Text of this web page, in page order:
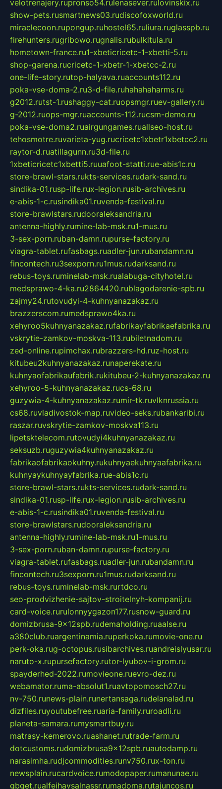
velotrenajery.rupronso54.rulenasever.rulovinskix.ru
show-pets.rusmartnews03.rudiscofoxworld.ru
miraclecoon.rupongup.ruhostel65.ruliura.ruglasspb.ru
firehunters.rugribowo.rugnalis.rubulkitula.ru
hometown-france.ru1-xbeticricetc-1-xbetti-5.ru
shop-garena.rucricetc-1-xbetr-1-xbetcc-2.ru
one-life-story.rutop-halyava.ruaccounts112.ru
poka-vse-doma-2.ru3-d-file.ruhahahaharms.ru
g2012.rutst-1.rushaggy-cat.ruopsmgr.ruev-gallery.ru
g-2012.ruops-mgr.ruaccounts-112.rucsm-demo.ru
poka-vse-doma2.ruairgungames.ruallseo-host.ru
tehosmotre.ruvarieta-yug.rucricetc1xbetr1xbetcc2.ru
raytor-d.ruatillagunn.ru3d-file.ru
1xbeticricetc1xbetti5.ruuafoot-statti.rue-abis1c.ru
store-brawl-stars.rukts-services.rudark-sand.ru
sindika-01.rusp-life.rux-legion.rusib-archives.ru
e-abis-1-c.rusindika01.ruvenda-festival.ru
store-brawlstars.rudooraleksandria.ru
antenna-highly.rumine-lab-msk.ru1-mus.ru
3-sex-porn.ruban-damn.rupurse-factory.ru
viagra-tablet.rufasbags.ruadler-jun.rubandamn.ru
fincontech.ru3sexporn.ru1mus.rudarksand.ru
rebus-toys.ruminelab-msk.rualabuga-cityhotel.ru
medsprawo-4-ka.ru2864420.rublagodarenie-spb.ru
zajmy24.rutovudyi-4-kuhnyanazakaz.ru
brazzerscom.rumedsprawo4ka.ru
xehyroo5kuhnyanazakaz.rufabrikayfabrikaefabrika.ru
vskrytie-zamkov-moskva-113.rubiletnadom.ru
zed-online.rupimchax.rubrazzers-hd.ruz-host.ru
kitubeu2kuhnyanazakaz.runaperekate.ru
kuhnyaofabrikaufabrik.rukitubeu-2-kuhnyanazakaz.ru
xehyroo-5-kuhnyanazakaz.rucs-68.ru
guzywia-4-kuhnyanazakaz.rumir-tk.ruvlknrussia.ru
cs68.ruvladivostok-map.ruvideo-seks.rubankaribi.ru
raszar.ruvskrytie-zamkov-moskva113.ru
lipetsktelecom.rutovudyi4kuhnyanazakaz.ru
seksuzb.ruguzywia4kuhnyanazakaz.ru
fabrikaofabrikaokuhny.rukuhnyaekuhnyaafabrika.ru
kuhnyaykuhnyayfabrika.rue-abis1c.ru
store-brawl-stars.rukts-services.rudark-sand.ru
sindika-01.rusp-life.rux-legion.rusib-archives.ru
e-abis-1-c.rusindika01.ruvenda-festival.ru
store-brawlstars.rudooraleksandria.ru
antenna-highly.rumine-lab-msk.ru1-mus.ru
3-sex-porn.ruban-damn.rupurse-factory.ru
viagra-tablet.rufasbags.ruadler-jun.rubandamn.ru
fincontech.ru3sexporn.ru1mus.rudarksand.ru
rebus-toys.ruminelab-msk.rurtdco.ru
seo-prodvizhenie-sajtov-stroitelnyh-kompanij.ru
card-voice.rurulonnyygazon177.rusnow-guard.ru
domizbrusa-9x12spb.rudemaholding.ruaalse.ru
a380club.ruargentinamia.ruperkoka.rumovie-one.ru
perk-oka.rug-octopus.rusibarchives.ruandreislyusar.ru
naruto-x.rupursefactory.rutor-lyubov-i-grom.ru
spayderhed-2022.rumovieone.ruevro-dez.ru
webamator.ruma-absolut1.ruavtopomosch27.ru
nv-750.runews-plain.runertansaga.rudelanalad.ru
dizfiles.ruyoutubefree.ruaria-family.ruroadli.ru
planeta-samara.rumysmartbuy.ru
matrasy-kemerovo.ruashanet.rutrade-farm.ru
dotcustoms.rudomizbrusa9x12spb.ruautodamp.ru
narasimha.rudjcommodities.runv750.rux-ton.ru
newsplain.rucardvoice.rumodopaper.rumanunae.ru
gbget.rualfeihavsalnassr.rumadoma.rutajuncos.ru